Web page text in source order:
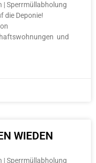
| Sperrmüllabholung
die Deponie!
und
WIEDEN
| Sperrmüllabholung